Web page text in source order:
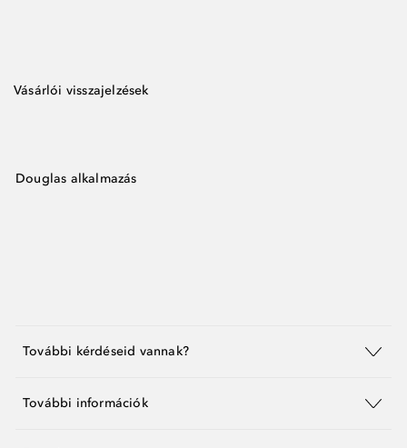
Vásárlói visszajelzések
Douglas alkalmazás
További kérdéseid vannak?
További információk